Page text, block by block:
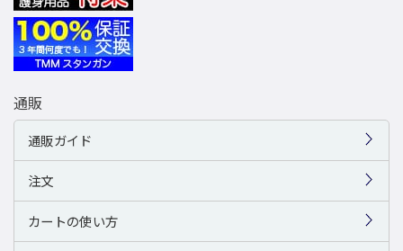
通販
通販ガイド
注文
カートの使い方